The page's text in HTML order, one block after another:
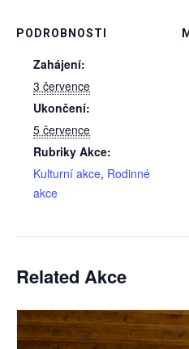
PODROBNOSTI
Zahájení:
3 července
Ukončení:
5 července
Rubriky Akce:
Kulturní akce, Rodinné
akce
Related Akce